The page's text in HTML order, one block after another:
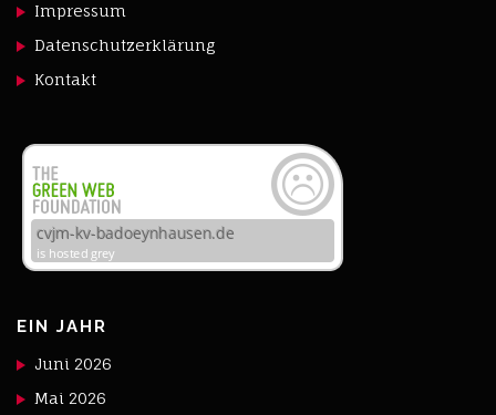
Impressum
Datenschutzerklärung
Kontakt
EIN JAHR
Juni 2026
Mai 2026